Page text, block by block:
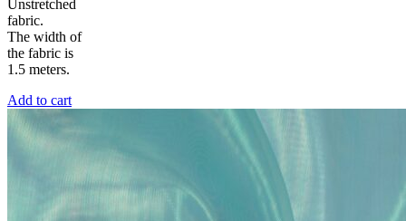
Unstretched
fabric.
The width of
the fabric is
1.5 meters.
Add to cart